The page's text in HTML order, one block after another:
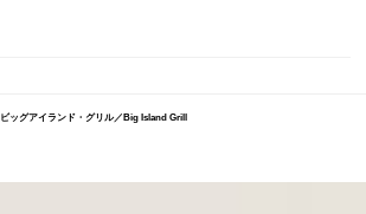
ビッグアイランド・グリル／Big Island Grill